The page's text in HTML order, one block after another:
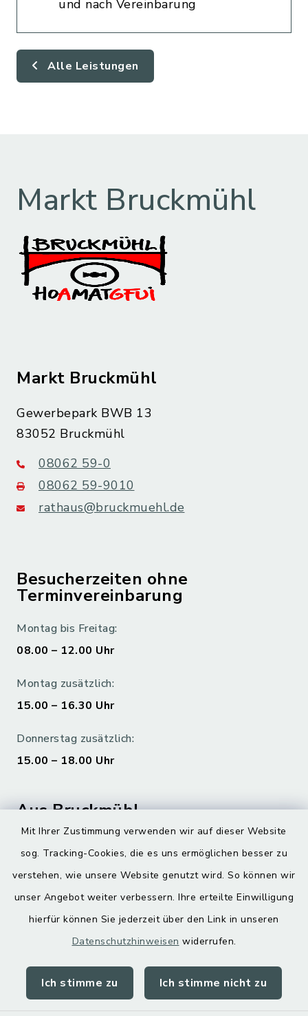
Mit Ihrer Zustimmung verwenden wir auf dieser Website
sog. Tracking-Cookies, die es uns ermöglichen besser zu
verstehen, wie unsere Website genutzt wird. So können wir
unser Angebot weiter verbessern. Ihre erteilte Einwilligung
hierfür können Sie jederzeit über den Link in unseren
Datenschutzhinweisen widerrufen.
Ich stimme zu Ich stimme nicht zu
und nach Vereinbarung
Alle Leistungen
Markt Bruckmühl
Markt Bruckmühl
Gewerbepark BWB 13
83052 Bruckmühl
08062 59-0
08062 59-9010
rathaus@bruckmuehl.de
Besucherzeiten ohne
Terminvereinbarung
Montag bis Freitag:
08.00 – 12.00 Uhr
Montag zusätzlich:
15.00 – 16.30 Uhr
Donnerstag zusätzlich:
15.00 – 18.00 Uhr
Aus Bruckmühl
Digitaler Ortsplan
Kontakt